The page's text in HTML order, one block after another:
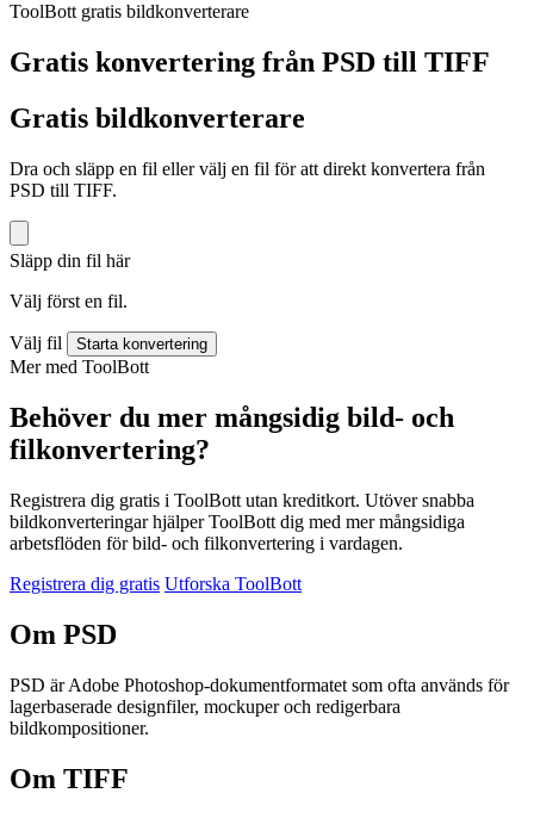
ToolBott gratis bildkonverterare
Gratis konvertering från PSD till TIFF
Gratis bildkonverterare
Dra och släpp en fil eller välj en fil för att direkt konvertera från
PSD till TIFF.
Släpp din fil här
Välj först en fil.
Välj fil Starta konvertering
Mer med ToolBott
Behöver du mer mångsidig bild- och
filkonvertering?
Registrera dig gratis i ToolBott utan kreditkort. Utöver snabba
bildkonverteringar hjälper ToolBott dig med mer mångsidiga
arbetsflöden för bild- och filkonvertering i vardagen.
Registrera dig gratis Utforska ToolBott
Om PSD
PSD är Adobe Photoshop-dokumentformatet som ofta används för
lagerbaserade designfiler, mockuper och redigerbara
bildkompositioner.
Om TIFF